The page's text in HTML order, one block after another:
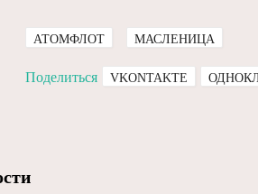
АТОМФЛОТ МАСЛЕНИЦА
Поделиться VKONTAKTE